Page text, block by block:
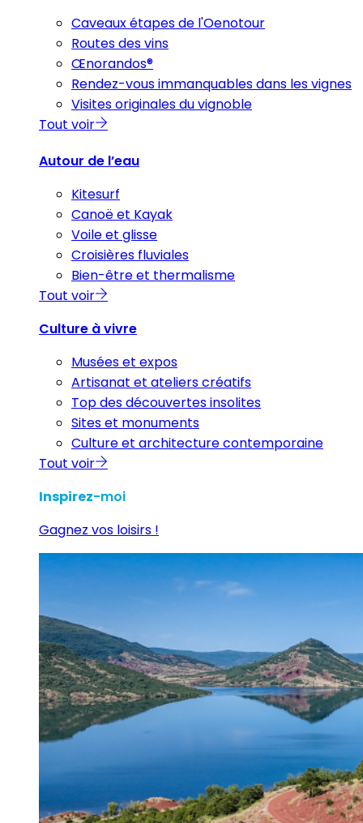
Caveaux étapes de l'Oenotour
Routes des vins
Œnorandos®
Rendez-vous immanquables dans les vignes
Visites originales du vignoble
Tout voir
Autour de l’eau
Kitesurf
Canoë et Kayak
Voile et glisse
Croisières fluviales
Bien-être et thermalisme
Tout voir
Culture à vivre
Musées et expos
Artisanat et ateliers créatifs
Top des découvertes insolites
Sites et monuments
Culture et architecture contemporaine
Tout voir
Inspirez-moi
Gagnez vos loisirs !